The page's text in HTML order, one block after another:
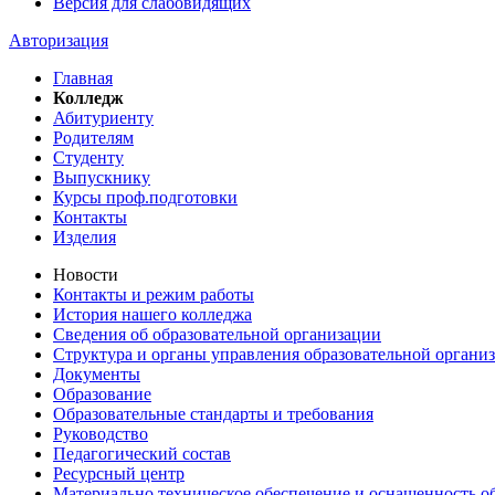
Авторизация
Главная
Колледж
Абитуриенту
Родителям
Студенту
Выпускнику
Курсы проф.подготовки
Контакты
Изделия
Новости
Контакты и режим работы
История нашего колледжа
Сведения об образовательной организации
Структура и органы управления образовательной
Документы
Образование
Образовательные стандарты и требования
Руководство
Педагогический состав
Ресурсный центр